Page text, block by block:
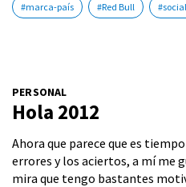
#marca-país #Red Bull
PERSONAL
Hola 2012
Ahora que parece que es
errores y los aciertos, a mí me
mira que tengo bastantes